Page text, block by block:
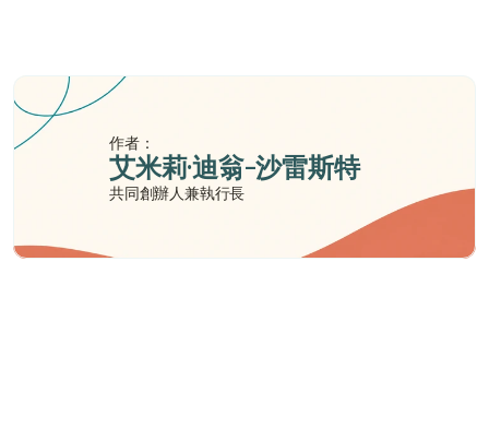
國際醫療保險的學費是多少？
作者：
艾米莉·迪翁-沙雷斯特
共同創辦人兼執行長